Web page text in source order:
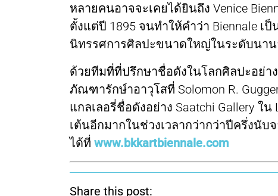
หลายคนอาจจะเคยได้ยินถึง Venice
ตั้งแต่ปี 1895 จนทำให้คำว่า Biennale เ
นิทรรศการศิลปะขนาดใหญ่ในระดับนา
ด้วยทีมที่ที่ปรึกษาชื่อดังในโลกศิลปะอย่า
ภัณฑารักษ์าอาวุโสที่ Solomon R.
แกลเลอรี่ชื่อดังอย่าง Saatchi Gallery ใ
เต้นอีกมากในช่วงเวลากว่ากว่าปีครึ่งนั
ได้ที่ www.bkkartbiennale.com
Share this post: